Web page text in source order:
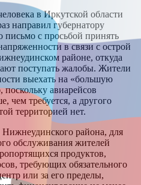
в Иркутской области
направил губернатору
с просьбой принять
в связи с острой
районе, откуда
поступать жалобы. Жители
выехать на «большую
поскольку авиарейсов
чем требуется, а другого
территорией нет.
района, для
обслуживания жителей
продуктов,
требующих обязательного
или за его пределы,